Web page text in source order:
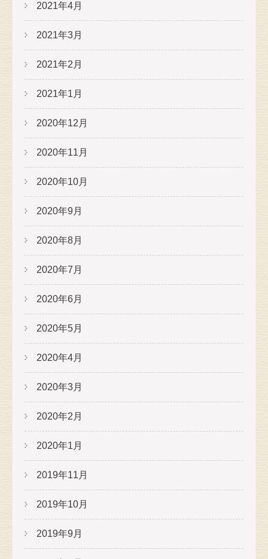
2021年4月
2021年3月
2021年2月
2021年1月
2020年12月
2020年11月
2020年10月
2020年9月
2020年8月
2020年7月
2020年6月
2020年5月
2020年4月
2020年3月
2020年2月
2020年1月
2019年11月
2019年10月
2019年9月